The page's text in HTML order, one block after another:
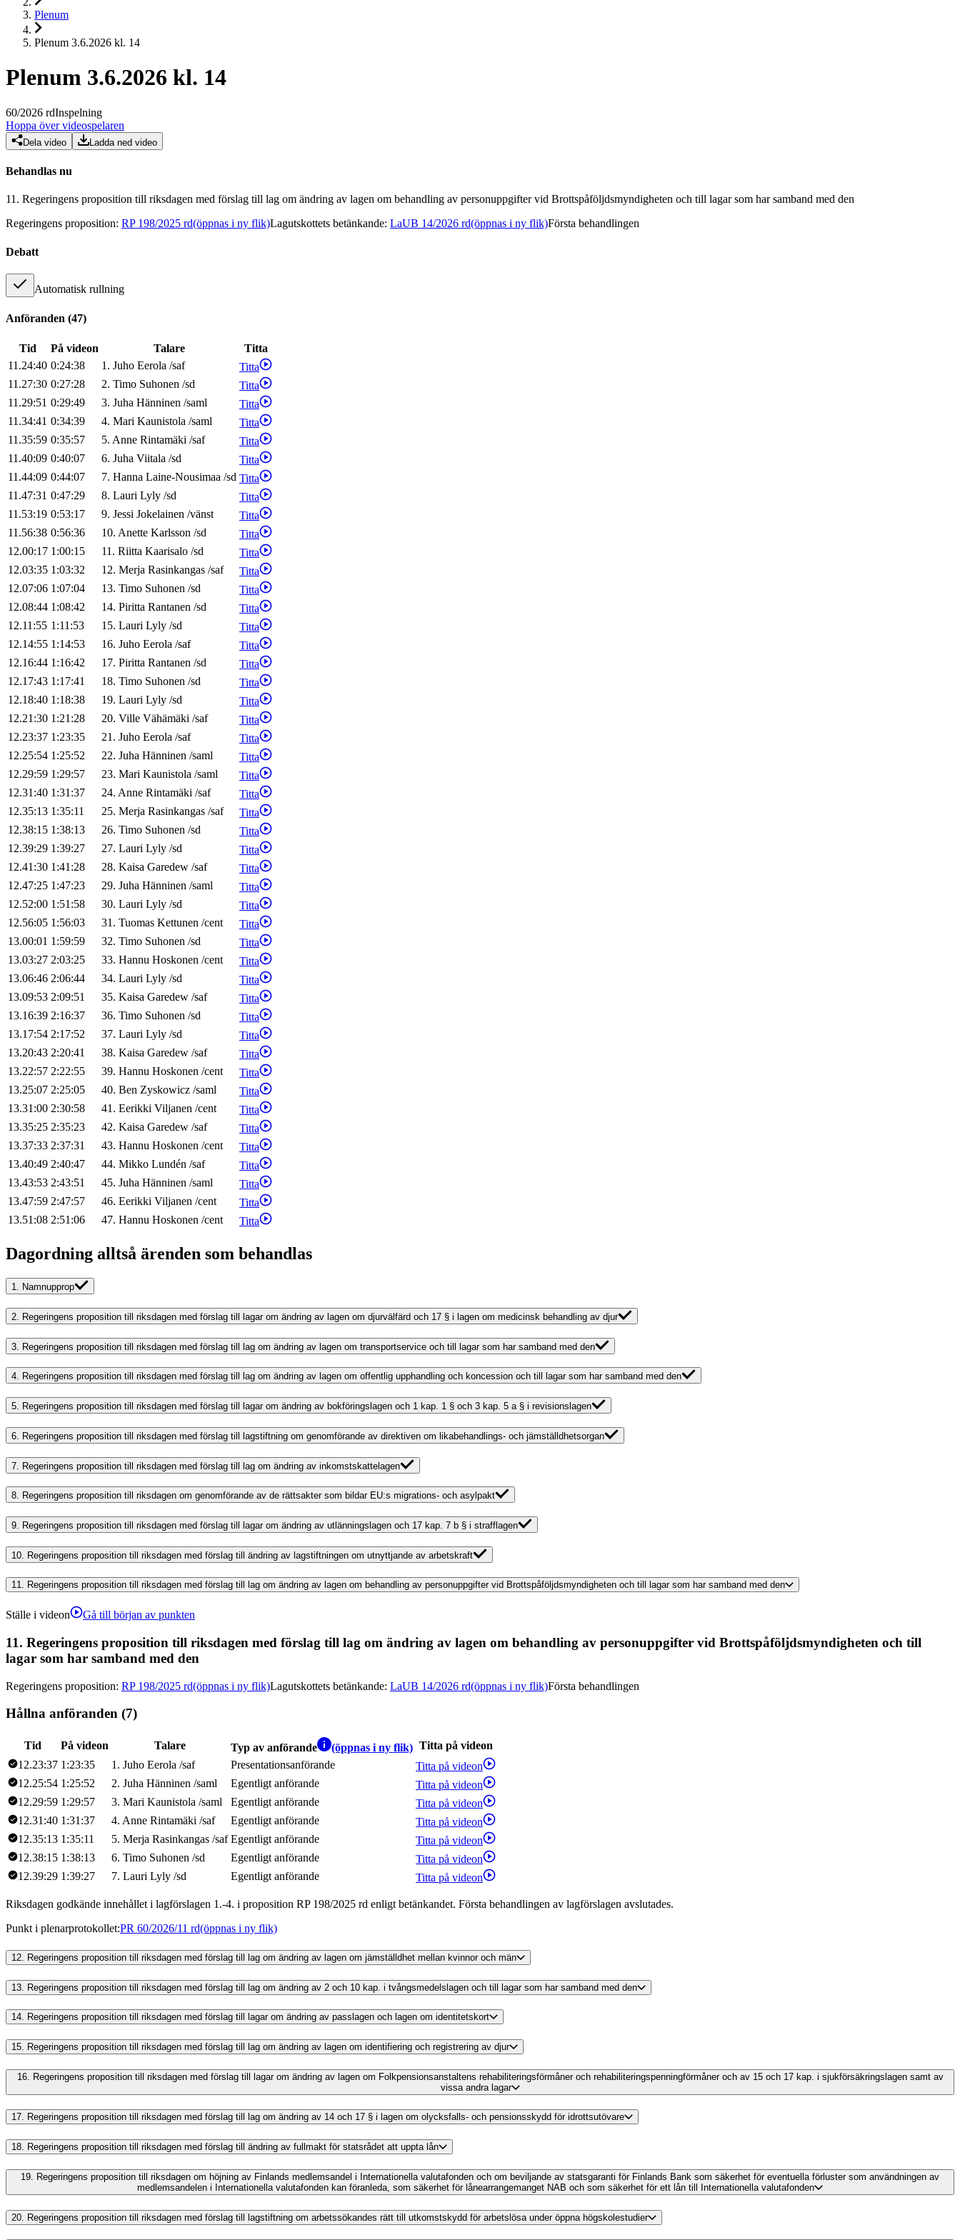
Plenum
Plenum 3.6.2026 kl. 14
Plenum 3.6.2026 kl. 14
60/2026 rdInspelning
Hoppa över videospelaren
Dela video Ladda ned video
Behandlas nu
11. Regeringens proposition till riksdagen med förslag till lag om ändring av lagen om behandling av personuppgifter vid Brottspåföljdsmyndigheten och till lagar som har samband med den
Regeringens proposition: RP 198/2025 rd(öppnas i ny flik)Lagutskottets betänkande: LaUB 14/2026 rd(öppnas i ny flik)Första behandlingen
Debatt
Automatisk rullning
Anföranden (47)
Tid På videon Talare
Titta
11.24:40 0:24:38 1. Juho Eerola /saf
Titta
11.27:30 0:27:28 2. Timo Suhonen /sd
Titta
11.29:51 0:29:49 3. Juha Hänninen /saml
Titta
11.34:41 0:34:39 4. Mari Kaunistola /saml
Titta
11.35:59 0:35:57 5. Anne Rintamäki /saf
Titta
11.40:09 0:40:07 6. Juha Viitala /sd
Titta
11.44:09 0:44:07 7. Hanna Laine-Nousimaa /sd Titta
11.47:31 0:47:29 8. Lauri Lyly /sd
Titta
11.53:19 0:53:17 9. Jessi Jokelainen /vänst
Titta
11.56:38 0:56:36 10. Anette Karlsson /sd
Titta
12.00:17 1:00:15 11. Riitta Kaarisalo /sd
Titta
12.03:35 1:03:32 12. Merja Rasinkangas /saf
Titta
12.07:06 1:07:04 13. Timo Suhonen /sd
Titta
12.08:44 1:08:42 14. Piritta Rantanen /sd
Titta
12.11:55 1:11:53 15. Lauri Lyly /sd
Titta
12.14:55 1:14:53 16. Juho Eerola /saf
Titta
12.16:44 1:16:42 17. Piritta Rantanen /sd
Titta
12.17:43 1:17:41 18. Timo Suhonen /sd
Titta
12.18:40 1:18:38 19. Lauri Lyly /sd
Titta
12.21:30 1:21:28 20. Ville Vähämäki /saf
Titta
12.23:37 1:23:35 21. Juho Eerola /saf
Titta
12.25:54 1:25:52 22. Juha Hänninen /saml
Titta
12.29:59 1:29:57 23. Mari Kaunistola /saml
Titta
12.31:40 1:31:37 24. Anne Rintamäki /saf
Titta
12.35:13 1:35:11 25. Merja Rasinkangas /saf
Titta
12.38:15 1:38:13 26. Timo Suhonen /sd
Titta
12.39:29 1:39:27 27. Lauri Lyly /sd
Titta
12.41:30 1:41:28 28. Kaisa Garedew /saf
Titta
12.47:25 1:47:23 29. Juha Hänninen /saml
Titta
12.52:00 1:51:58 30. Lauri Lyly /sd
Titta
12.56:05 1:56:03 31. Tuomas Kettunen /cent
Titta
13.00:01 1:59:59 32. Timo Suhonen /sd
Titta
13.03:27 2:03:25 33. Hannu Hoskonen /cent
Titta
13.06:46 2:06:44 34. Lauri Lyly /sd
Titta
13.09:53 2:09:51 35. Kaisa Garedew /saf
Titta
13.16:39 2:16:37 36. Timo Suhonen /sd
Titta
13.17:54 2:17:52 37. Lauri Lyly /sd
Titta
13.20:43 2:20:41 38. Kaisa Garedew /saf
Titta
13.22:57 2:22:55 39. Hannu Hoskonen /cent
Titta
13.25:07 2:25:05 40. Ben Zyskowicz /saml
Titta
13.31:00 2:30:58 41. Eerikki Viljanen /cent
Titta
13.35:25 2:35:23 42. Kaisa Garedew /saf
Titta
13.37:33 2:37:31 43. Hannu Hoskonen /cent
Titta
13.40:49 2:40:47 44. Mikko Lundén /saf
Titta
13.43:53 2:43:51 45. Juha Hänninen /saml
Titta
13.47:59 2:47:57 46. Eerikki Viljanen /cent
Titta
13.51:08 2:51:06 47. Hannu Hoskonen /cent Titta
Dagordning alltså ärenden som behandlas
1. Namnupprop
2. Regeringens proposition till riksdagen med förslag till lagar om ändring av lagen om djurvälfärd och 17 § i lagen om medicinsk behandling av djur
3. Regeringens proposition till riksdagen med förslag till lag om ändring av lagen om transportservice och till lagar som har samband med den
4. Regeringens proposition till riksdagen med förslag till lag om ändring av lagen om offentlig upphandling och koncession och till lagar som har samband med den
5. Regeringens proposition till riksdagen med förslag till lagar om ändring av bokföringslagen och 1 kap. 1 § och 3 kap. 5 a § i revisionslagen
6. Regeringens proposition till riksdagen med förslag till lagstiftning om genomförande av direktiven om likabehandlings- och jämställdhetsorgan
7. Regeringens proposition till riksdagen med förslag till lag om ändring av inkomstskattelagen
8. Regeringens proposition till riksdagen om genomförande av de rättsakter som bildar EU:s migrations- och asylpakt
9. Regeringens proposition till riksdagen med förslag till lagar om ändring av utlänningslagen och 17 kap. 7 b § i strafflagen
10. Regeringens proposition till riksdagen med förslag till ändring av lagstiftningen om utnyttjande av arbetskraft
11. Regeringens proposition till riksdagen med förslag till lag om ändring av lagen om behandling av personuppgifter vid Brottspåföljdsmyndigheten och till lagar som har samband med den
Ställe i videon Gå till början av punkten
11. Regeringens proposition till riksdagen med förslag till lag om ändring av lagen om behandling av personuppgifter vid Brottspåföljdsmyndigheten och till
lagar som har samband med den
Regeringens proposition: RP 198/2025 rd(öppnas i ny flik)Lagutskottets betänkande: LaUB 14/2026 rd(öppnas i ny flik)Första behandlingen
Hållna anföranden (7)
Tid På videon Talare Typ av anförande (öppnas i ny flik) Titta på videon
12.23:37 1:23:35 1 . Juho Eerola /saf Presentationsanförande
Titta på videon
12.25:54 1:25:52 2. Juha Hänninen /saml Egentligt anförande
Titta på videon
12.29:59 1:29:57 3. Mari Kaunistola /saml Egentligt anförande
Titta på videon
12.31:40 1:31:37 4. Anne Rintamäki /saf Egentligt anförande
Titta på videon
12.35:13 1:35:11 5. Merja Rasinkangas /saf Egentligt anförande
Titta på videon
12.38:15 1:38:13 6. Timo Suhonen /sd Egentligt anförande
Titta på videon
12.39:29 1:39:27 7. Lauri Lyly /sd Egentligt anförande Titta på videon
Riksdagen godkände innehållet i lagförslagen 1.-4. i proposition RP 198/2025 rd enligt betänkandet. Första behandlingen av lagförslagen avslutades.
Punkt i plenarprotokollet:PR 60/2026/11 rd(öppnas i ny flik)
12. Regeringens proposition till riksdagen med förslag till lag om ändring av lagen om jämställdhet mellan kvinnor och män
13. Regeringens proposition till riksdagen med förslag till lag om ändring av 2 och 10 kap. i tvångsmedelslagen och till lagar som har samband med den
14. Regeringens proposition till riksdagen med förslag till lagar om ändring av passlagen och lagen om identitetskort
15. Regeringens proposition till riksdagen med förslag till lag om ändring av lagen om identifiering och registrering av djur
16. Regeringens proposition till riksdagen med förslag till lagar om ändring av lagen om Folkpensionsanstaltens rehabiliteringsförmåner och rehabiliteringspenningförmåner och av 15 och 17 kap. i sjukförsäkringslagen samt av
vissa andra lagar
17. Regeringens proposition till riksdagen med förslag till lag om ändring av 14 och 17 § i lagen om olycksfalls- och pensionsskydd för idrottsutövare
18. Regeringens proposition till riksdagen med förslag till ändring av fullmakt för statsrådet att uppta lån
19.
Regeringens proposition till riksdagen om höjning av Finlands medlemsandel i Internationella valutafonden och om beviljande av statsgaranti för Finlands Bank som säkerhet för eventuella förluster som användningen av
medlemsandelen i Internationella valutafonden kan föranleda, som säkerhet för lånearrangemanget NAB och som säkerhet för ett lån till Internationella valutafonden
20. Regeringens proposition till riksdagen med förslag till lagstiftning om arbetssökandes rätt till utkomstskydd för arbetslösa under öppna högskolestudier